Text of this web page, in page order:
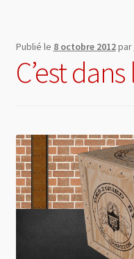
Publié le 8 octobre 2012par
C’est